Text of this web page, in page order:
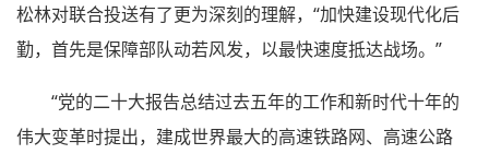
松林对联合投送有了更为深刻的理解，“加快建设现代化后
勤，首先是保障部队动若风发，以最快速度抵达战场。”
“党的二十大报告总结过去五年的工作和新时代十年的
伟大变革时提出，建成世界最大的高速铁路网、高速公路